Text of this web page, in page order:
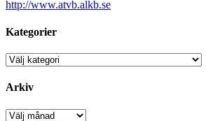
http://www.atvb.alkb.se
Kategorier
Kategorier
Arkiv
Arkiv